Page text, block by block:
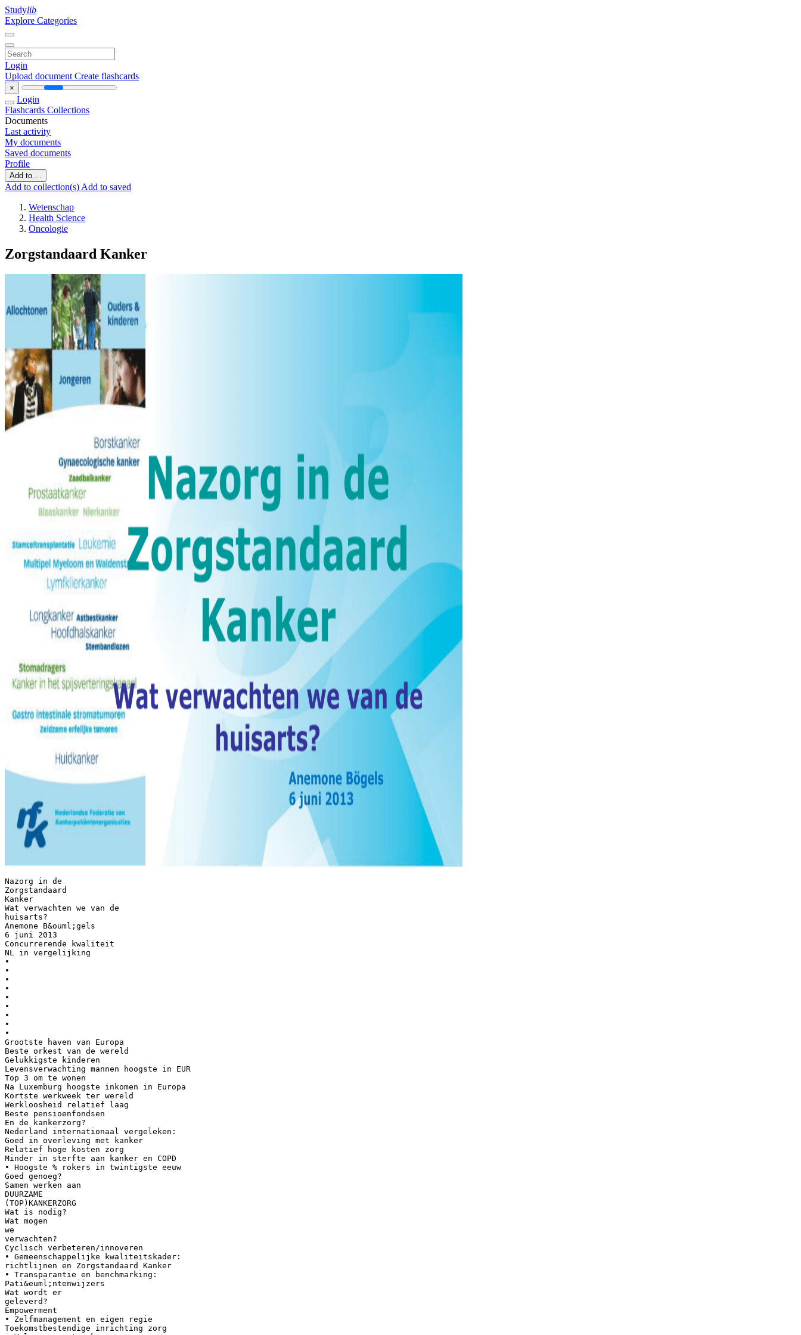
Studylib
Explore Categories
Login
Upload document Create flashcards
×
Login
Flashcards Collections
Documents
Last activity
My documents
Saved documents
Profile
Add to ...
Add to collection(s) Add to saved
Wetenschap
Health Science
Oncologie
Zorgstandaard Kanker
Nazorg in de
Zorgstandaard
Kanker
Wat verwachten we van de
huisarts?
Anemone B&ouml;gels
6 juni 2013
Concurrerende kwaliteit
NL in vergelijking
•
•
•
•
•
•
•
•
•
Grootste haven van Europa
Beste orkest van de wereld
Gelukkigste kinderen
Levensverwachting mannen hoogste in EUR
Top 3 om te wonen
Na Luxemburg hoogste inkomen in Europa
Kortste werkweek ter wereld
Werkloosheid relatief laag
Beste pensioenfondsen
En de kankerzorg?
Nederland internationaal vergeleken:
Goed in overleving met kanker
Relatief hoge kosten zorg
Minder in sterfte aan kanker en COPD
• Hoogste % rokers in twintigste eeuw
Goed genoeg?
Samen werken aan
DUURZAME
(TOP)KANKERZORG
Wat is nodig?
Wat mogen
we
verwachten?
Cyclisch verbeteren/innoveren
• Gemeenschappelijke kwaliteitskader:
richtlijnen en Zorgstandaard Kanker
• Transparantie en benchmarking:
Pati&euml;ntenwijzers
Wat wordt er
geleverd?
Empowerment
• Zelfmanagement en eigen regie
Toekomstbestendige inrichting zorg